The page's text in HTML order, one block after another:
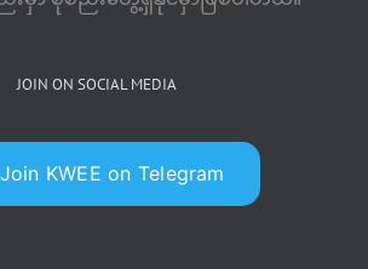
JOIN ON SOCIAL MEDIA
Join KWEE on Telegram